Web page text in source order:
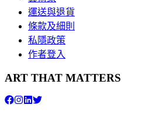
運送與退貨
條款及細則
私隱政策
作者登入
ART THAT MATTERS